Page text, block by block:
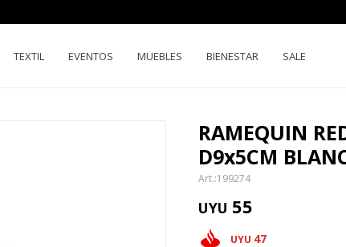
TEXTIL EVENTOS MUEBLES BIENESTAR SALE
RAMEQUIN
D9x5CM
199274
UYU 55
UYU 47